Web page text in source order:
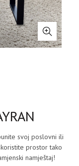
svoj poslovni ili
prostor tako
namještaj!